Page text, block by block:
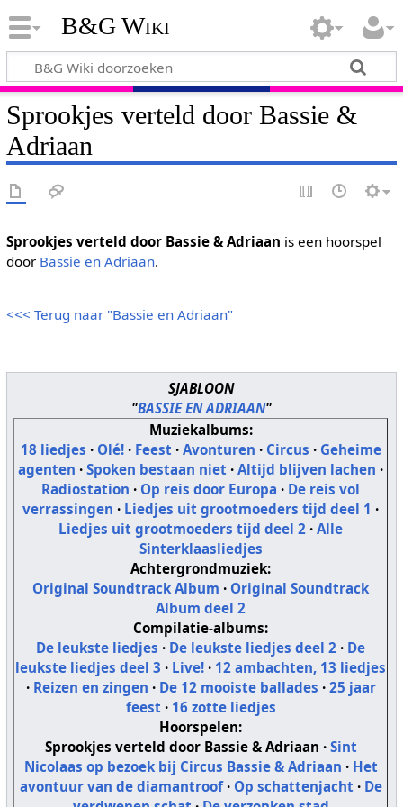
B&G Wiki
Sprookjes verteld door Bassie &
Adriaan
Sprookjes verteld door Bassie & Adriaan is een hoorspel
door Bassie en Adriaan.
<<< Terug naar "Bassie en Adriaan"
SJABLOON
"BASSIE EN ADRIAAN"
Muziekalbums:
18 liedjes · Olé!· Feest · Avonturen · Circus · Geheime
agenten ·Spoken bestaan niet ·Altijd blijven lachen ·
Radiostation · Op reis door Europa · De reis vol
verrassingen· Liedjes uit grootmoeders tijd deel 1 ·
Liedjes uit grootmoeders tijd deel 2 ·Alle
Sinterklaasliedjes
Achtergrondmuziek:
Original Soundtrack Album · Original Soundtrack
Album deel 2
Compilatie-albums:
De leukste liedjes · De leukste liedjes deel 2 · De
leukste liedjes deel 3 · Live! · 12 ambachten, 13 liedjes
· Reizen en zingen · De 12 mooiste ballades · 25 jaar
feest · 16 zotte liedjes
Hoorspelen:
Sprookjes verteld door Bassie & Adriaan · Sint
Nicolaas op bezoek bij Circus Bassie & Adriaan · Het
avontuur van de diamantroof· Op schattenjacht · De